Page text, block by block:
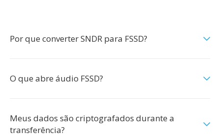
Por que converter SNDR para FSSD?
O que abre áudio FSSD?
Meus dados são criptografados durante a
transferência?